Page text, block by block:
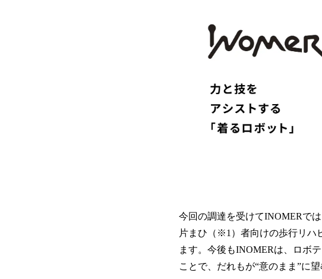
今回の調達を受けてINOMERで
片まひ（※1）者向けの歩行リハ
ます。今後もINOMERは、ロボ
ことで、だれもが“意のまま”に